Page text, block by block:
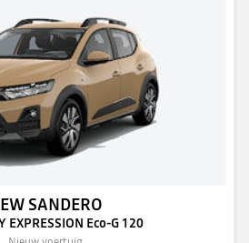
SANDERO
EXPRESSION Eco-G 120